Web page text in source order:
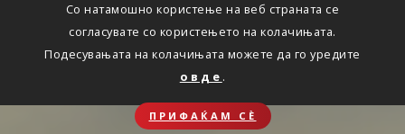
Со натамошно користење на веб страната се
согласувате со користењето на колачињата.
Подесувањата на колачињата можете да го уредите
овде .
ПРИФАЌАМ СЀ